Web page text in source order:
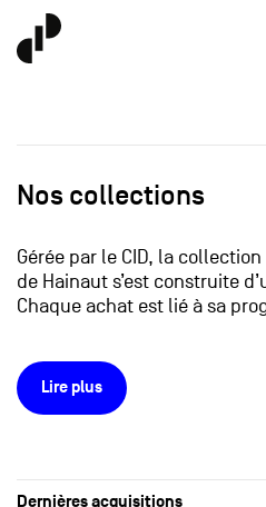
Nos collections
Gérée par le CID, la
de Hainaut s’est construite
Chaque achat est lié à sa
Lire plus
Dernières acquisitions